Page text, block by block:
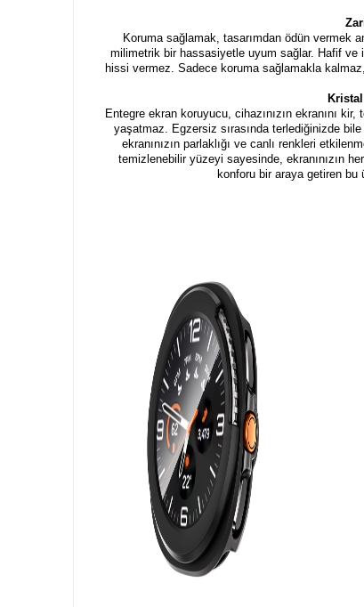
Koruma sağlamak, tasarımdan ödün vermek
milimetrik bir hassasiyetle uyum sağlar. Hafif ve
hissi vermez. Sadece koruma sağlamakla
Kristal
Entegre ekran koruyucu, cihazınızın ekranını
yaşatmaz. Egzersiz sırasında terlediğinizde bile
ekranınızın parlaklığı ve canlı renkleri
temizlenebilir yüzeyi sayesinde, ekranınızın
konforu bir araya getiren bu